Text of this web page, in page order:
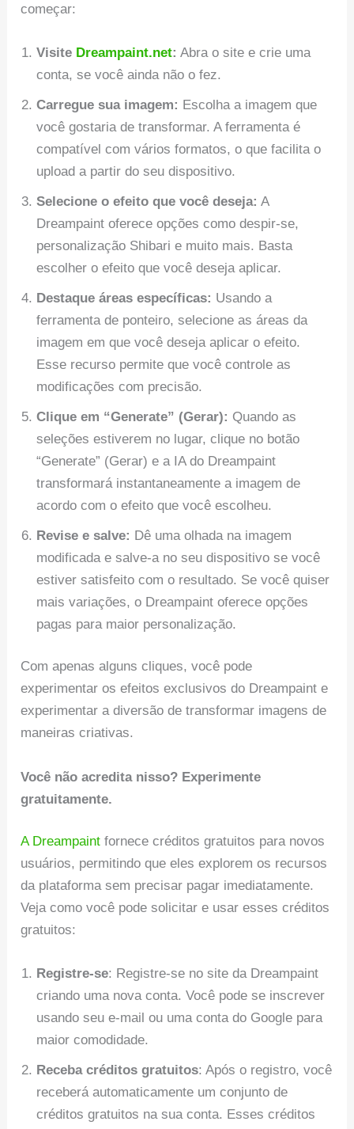
começar:
Visite Dreampaint.net: Abra o site e crie uma
conta, se você ainda não o fez.
Carregue sua imagem: Escolha a imagem que
você gostaria de transformar. A ferramenta é
compatível com vários formatos, o que facilita o
upload a partir do seu dispositivo.
Selecione o efeito que você deseja: A
Dreampaint oferece opções como despir-se,
personalização Shibari e muito mais. Basta
escolher o efeito que você deseja aplicar.
Destaque áreas específicas: Usando a
ferramenta de ponteiro, selecione as áreas da
imagem em que você deseja aplicar o efeito.
Esse recurso permite que você controle as
modificações com precisão.
Clique em “Generate” (Gerar): Quando as
seleções estiverem no lugar, clique no botão
“Generate” (Gerar) e a IA do Dreampaint
transformará instantaneamente a imagem de
acordo com o efeito que você escolheu.
Revise e salve: Dê uma olhada na imagem
modificada e salve-a no seu dispositivo se você
estiver satisfeito com o resultado. Se você quiser
mais variações, o Dreampaint oferece opções
pagas para maior personalização.
Com apenas alguns cliques, você pode
experimentar os efeitos exclusivos do Dreampaint e
experimentar a diversão de transformar imagens de
maneiras criativas.
Você não acredita nisso? Experimente
gratuitamente.
A Dreampaint fornece créditos gratuitos para novos
usuários, permitindo que eles explorem os recursos
da plataforma sem precisar pagar imediatamente.
Veja como você pode solicitar e usar esses créditos
gratuitos:
Registre-se: Registre-se no site da Dreampaint
criando uma nova conta. Você pode se inscrever
usando seu e-mail ou uma conta do Google para
maior comodidade.
Receba créditos gratuitos: Após o registro, você
receberá automaticamente um conjunto de
créditos gratuitos na sua conta. Esses créditos